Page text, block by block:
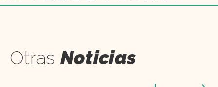
Otras Noticias